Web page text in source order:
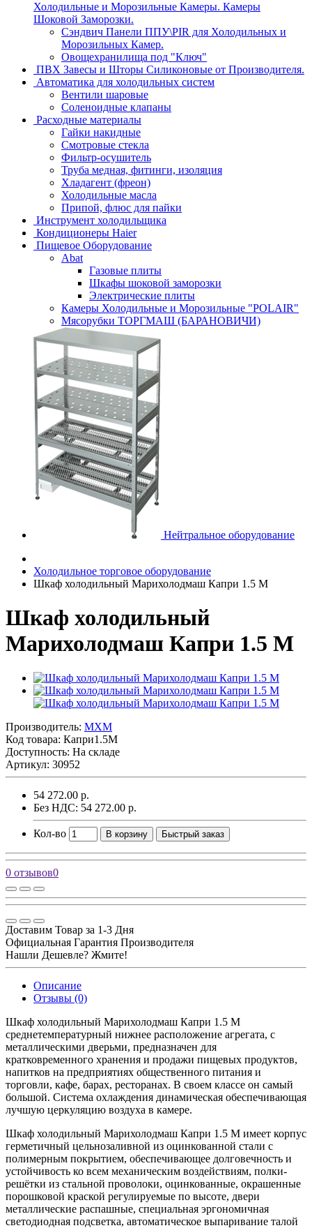
Холодильные и Морозильные Камеры. Камеры
Шоковой Заморозки.
Сэндвич Панели ППУ\PIR для Холодильных и
Морозильных Камер.
Овощехранилища под "Ключ"
ПВХ Завесы и Шторы Силиконовые от Производителя.
Автоматика для холодильных систем
Вентили шаровые
Соленоидные клапаны
Расходные материалы
Гайки накидные
Смотровые стекла
Фильтр-осушитель
Труба медная, фитинги, изоляция
Хладагент (фреон)
Холодильные масла
Припой, флюс для пайки
Инструмент холодильщика
Кондиционеры Haier
Пищевое Оборудование
Abat
Газовые плиты
Шкафы шоковой заморозки
Электрические плиты
Камеры Холодильные и Морозильные "POLAIR"
Мясорубки ТОРГМАШ (БАРАНОВИЧИ)
Нейтральное оборудование
Холодильное торговое оборудование
Шкаф холодильный Марихолодмаш Капри 1.5 М
Шкаф холодильный
Марихолодмаш Капри 1.5 М
Производитель: MXM
Код товара: Капри1.5М
Доступность: На складе
Артикул: 30952
54 272.00 р.
Без НДС: 54 272.00 р.
Кол-во В корзину Быстрый заказ
0 отзывов0
Доставим Товар за 1-3 Дня
Официальная Гарантия Производителя
Нашли Дешевле? Жмите!
Описание
Отзывы (0)
Шкаф холодильный Марихолодмаш Капри 1.5 М
среднетемпературный нижнее расположение агрегата, с
металлическими дверьми, предназначен для
кратковременного хранения и продажи пищевых продуктов,
напитков на предприятиях общественного питания и
торговли, кафе, барах, ресторанах. В своем классе он самый
большой. Система охлаждения динамическая обеспечивающая
лучшую церкуляцию воздуха в камере.
Шкаф холодильный Марихолодмаш Капри 1.5 М имеет корпус
герметичный цельнозаливной из оцинкованной стали с
полимерным покрытием, обеспечивающее долговечность и
устойчивость ко всем механическим воздействиям, полки-
решётки из стальной проволоки, оцинкованные, окрашенные
порошковой краской регулируемые по высоте, двери
металлические распашные, специальная эргономичная
светодиодная подсветка, автоматическое выпаривание талой